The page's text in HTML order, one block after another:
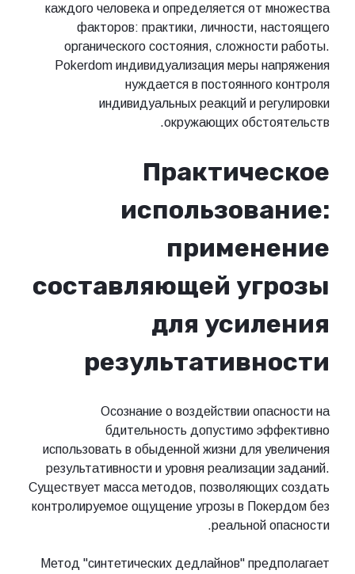
каждого человека и определяется от множества
факторов: практики, личности, настоящего
органического состояния, сложности работы.
Pokerdom индивидуализация меры напряжения
нуждается в постоянного контроля
индивидуальных реакций и регулировки
окружающих обстоятельств.
Практическое
использование:
применение
составляющей угрозы
для усиления
результативности
Осознание о воздействии опасности на
бдительность допустимо эффективно
использовать в обыденной жизни для увеличения
результативности и уровня реализации заданий.
Существует масса методов, позволяющих создать
контролируемое ощущение угрозы в Покердом без
реальной опасности.
Метод "синтетических дедлайнов" предполагает